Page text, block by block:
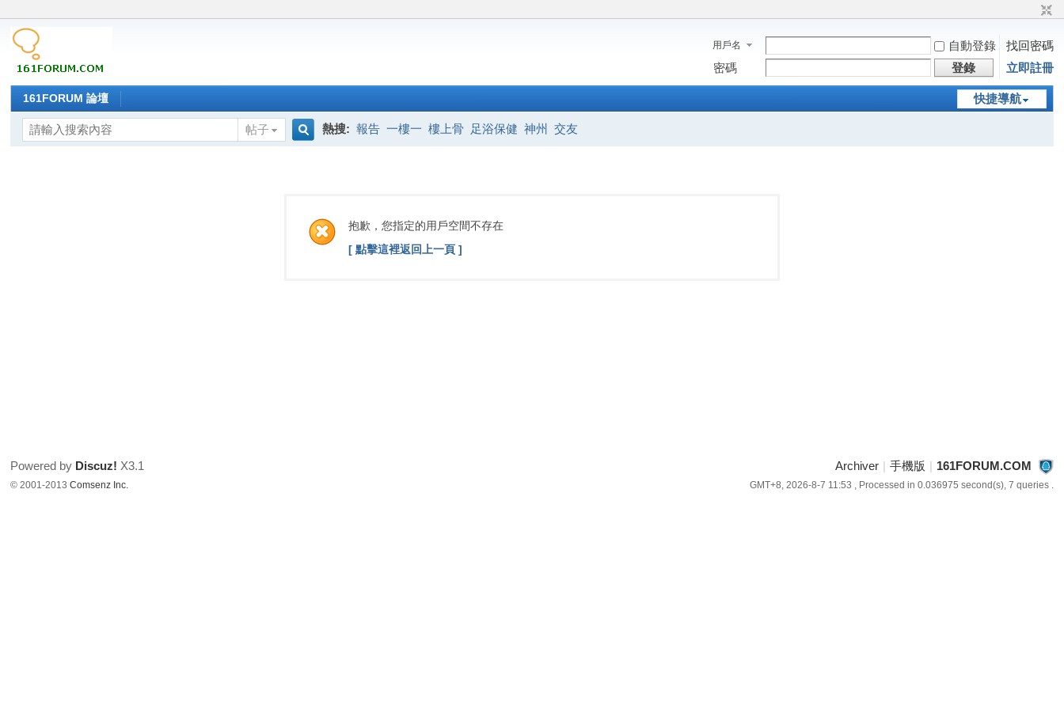
用戶名 自動登錄
找回密碼
密碼
登錄 立即註冊
快捷導航
161FORUM 論壇
帖子
熱搜: 報告 一樓一 樓上骨 足浴保健 神州 交友
抱歉，您指定的用戶空間不存在
[ 點擊這裡返回上一頁 ]
Archiver | 手機版 | 161FORUM.COM
GMT+8, 2026-8-7 11:53 , Processed in 0.036975 second(s), 7 queries .
Powered by Discuz! X3.1
© 2001-2013Comsenz Inc.